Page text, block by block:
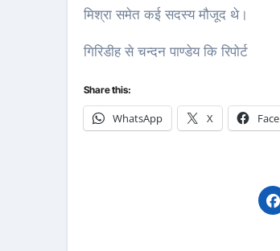
मिश्रा समेत कई सदस्य मौजूद थे।
गिरिडीह से चन्दन पाण्डेय कि रिपोर्ट
Share this:
WhatsApp X